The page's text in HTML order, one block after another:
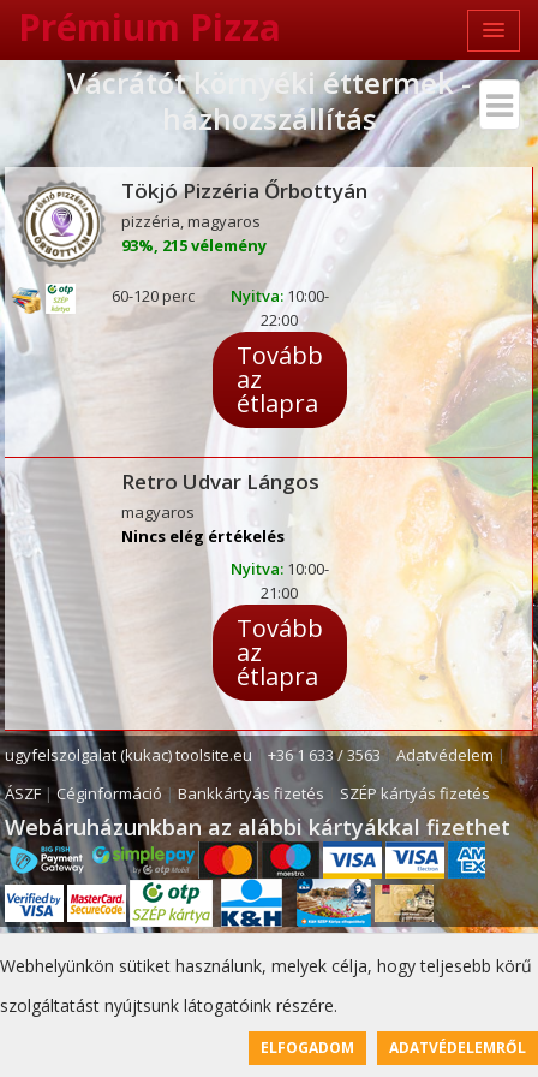
Webhelyünkön sütiket használunk, melyek célja, hogy teljesebb körű
szolgáltatást nyújtsunk látogatóink részére.
ELFOGADOM ADATVÉDELEMRŐL
Prémium Pizza
Vácrátót környéki éttermek -
házhozszállítás
Tökjó Pizzéria Őrbottyán
pizzéria, magyaros
93%, 215 vélemény
60-120 perc Nyitva:10:00-
22:00
Tovább
az
étlapra
Retro Udvar Lángos
magyaros
Nincs elég értékelés
Nyitva:10:00-
21:00
Tovább
az
étlapra
ugyfelszolgalat (kukac) toolsite.eu |+36 1 633 / 3563|Adatvédelem |
ÁSZF |Céginformáció |Bankkártyás fizetés |SZÉP kártyás fizetés
Webáruházunkban az alábbi kártyákkal fizethet